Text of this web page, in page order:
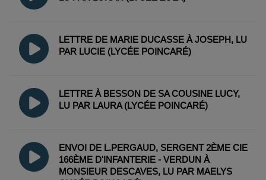
LETTRE DE MARIE DUCASSE À JOSEPH, LU
PAR LUCIE (LYCÉE POINCARÉ)
LETTRE À BESSON DE SA COUSINE LUCY,
LU PAR LAURA (LYCÉE POINCARÉ)
ENVOI DE L.PERGAUD, SERGENT 2ÈME CIE
166ÈME D'INFANTERIE - VERDUN À
MONSIEUR DESCAVES, LU PAR MAELYS